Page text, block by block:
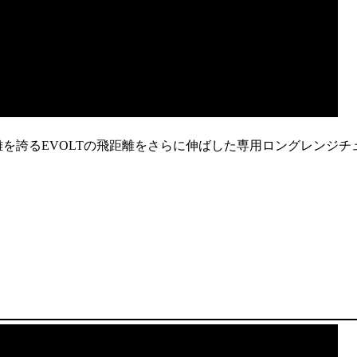
誇るEVOLTの飛距離をさらに伸ばした専用ロングレンジチ